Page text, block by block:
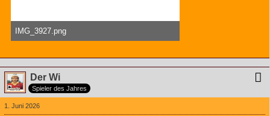
IMG_3927.png
623,21 kB, 1.179×2.556, 21 mal angesehen
Der Wi
Spieler des Jahres
1. Juni 2026